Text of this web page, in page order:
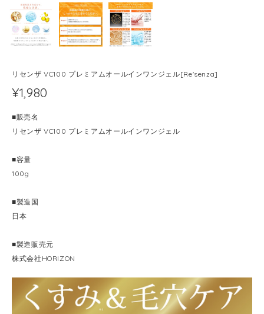
リセンザ VC100 プレミアムオールインワンジェル[Re'senza]
¥1,980
■販売名
リセンザ VC100 プレミアムオールインワンジェル
■容量
100g
■製造国
日本
■製造販売元
株式会社HORIZON